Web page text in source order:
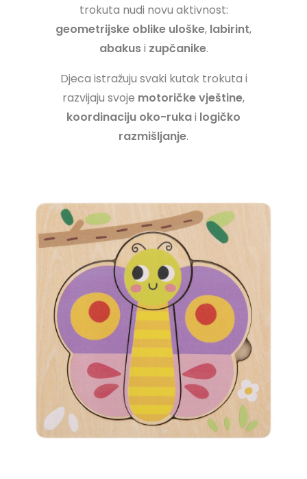
trokuta nudi novu aktivnost:
geometrijske oblike uloške, labirint,
abakusi zupčanike.
Djeca istražuju svaki kutak trokuta i
razvijaju svoje motoričke vještine,
koordinaciju oko-rukai logičko
razmišljanje.